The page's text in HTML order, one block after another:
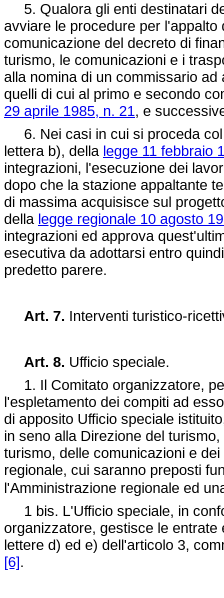
5. Qualora gli enti destinatari
avviare le procedure per
comunicazione del decreto di
turismo, le comunicazioni e i
alla nomina di un commissario
quelli di cui al primo e secondo
29 aprile 1985, n. 21, e
6. Nei casi in cui si proceda col
lettera b), della legge 11 febbraio
integrazioni, l'esecuzione dei
dopo che la stazione appaltante
di massima acquisisce sul
della legge regionale 10 agosto
integrazioni ed approva
esecutiva da adottarsi entro
predetto parere.
Art. 7. Interventi turistico-
Art. 8. Ufficio speciale.
1. Il Comitato organizzatore,
l'espletamento dei compiti ad
di apposito Ufficio speciale
in seno alla Direzione del
turismo, delle comunicazioni e
regionale, cui saranno preposti
l'Amministrazione regionale ed
1 bis. L'Ufficio speciale, in
organizzatore, gestisce le
lettere d) ed e) dell'articolo 3,
[6].